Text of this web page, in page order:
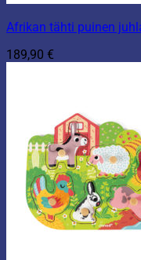
Afrikan tähti puinen
189,90 €